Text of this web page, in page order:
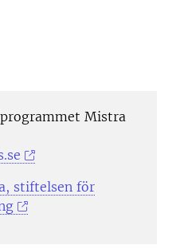
Mistra
stiftelsen för